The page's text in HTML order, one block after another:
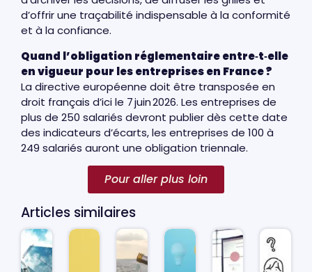
d’offrir une traçabilité indispensable à la conformité
et à la confiance.
Quand l’obligation réglementaire entre‑t‑elle
en vigueur pour les entreprises en France ?
La directive européenne doit être transposée en
droit français d’ici le 7 juin 2026. Les entreprises de
plus de 250 salariés devront publier dès cette date
des indicateurs d’écarts, les entreprises de 100 à
249 salariés auront une obligation triennale.
Pour aller plus loin
Articles similaires